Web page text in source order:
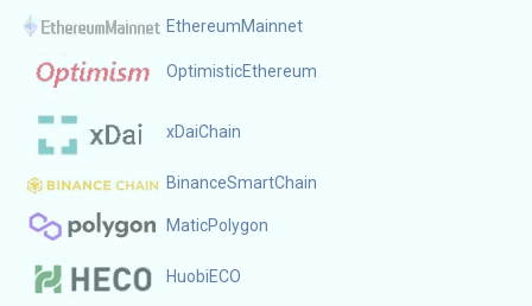
EthereumMainnet
OptimisticEthereum
xDaiChain
BinanceSmartChain
MaticPolygon
HuobiECO